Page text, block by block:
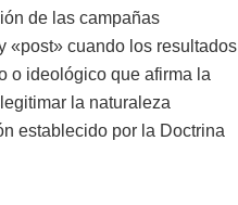
de las campañas
«post» cuando los resultados
o ideológico que afirma la
la naturaleza
establecido por la Doctrina